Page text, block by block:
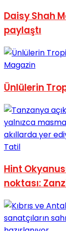
Daisy Shah
paylaştı
Magazin
Ünlülerin
Tatil
Hint
noktası: